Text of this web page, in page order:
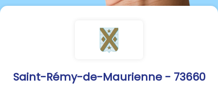
Saint-Rémy-de-Maurienne - 73660